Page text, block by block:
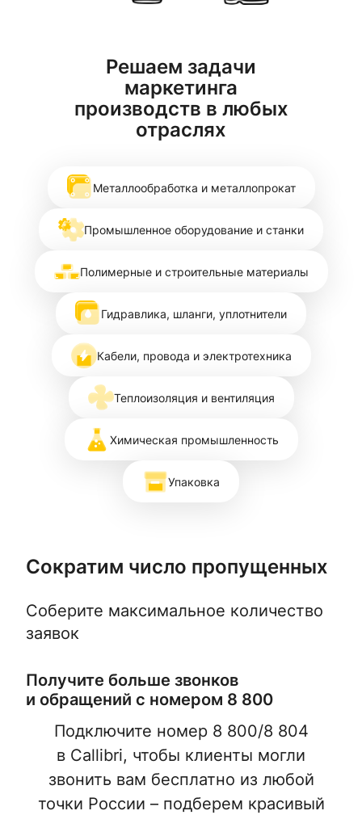
Решаем задачи
маркетинга
производств в любых
отраслях
Металлообработка и металлопрокат
Промышленное оборудование и станки
Полимерные и строительные материалы
Гидравлика, шланги, уплотнители
Кабели, провода и электротехника
Теплоизоляция и вентиляция
Химическая промышленность
Упаковка
Сократим число пропущенных
Соберите максимальное количество
заявок
Получите больше звонков
и обращений с номером 8 800
Подключите номер 8 800/8 804
в Callibri, чтобы клиенты могли
звонить вам бесплатно из любой
точки России – подберем красивый